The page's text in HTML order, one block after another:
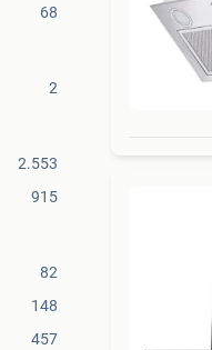
68
2
2.553
915
82
148
457